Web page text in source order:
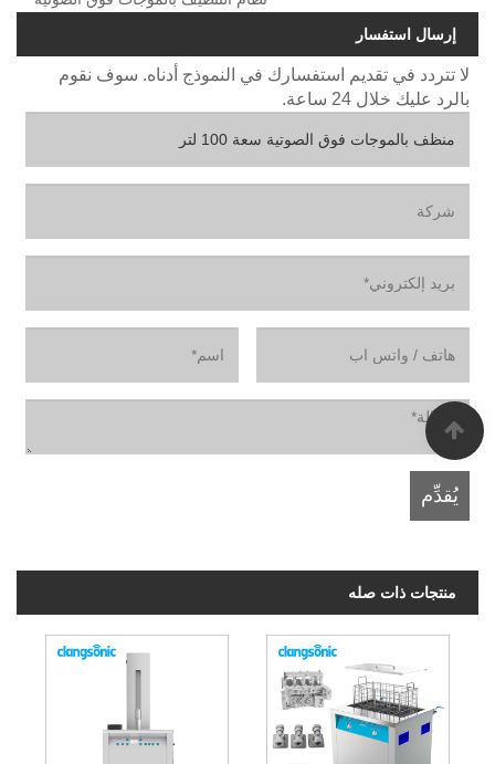
إرسال استفسار
لا تتردد في تقديم استفسارك في النموذج أدناه. سوف نقوم
بالرد عليك خلال 24 ساعة.
منتجات ذات صله